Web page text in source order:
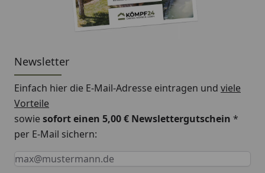
Newsletter
Einfach hier die E-Mail-Adresse eintragen und viele
Vorteile
sowiesofort einen 5,00 € Newslettergutschein *
per E-Mail sichern:
Keine Eingabe erforderlich
Eingabe erforderlich
E-Mail *